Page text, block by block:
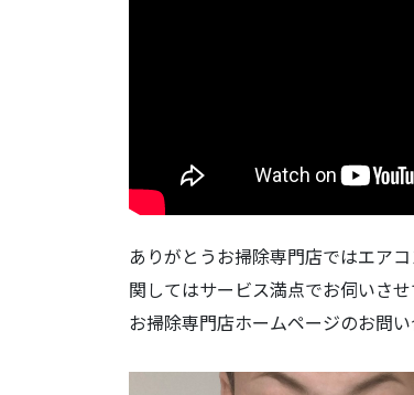
ありがとうお掃除専門店ではエア
関してはサービス満点でお伺いさ
お掃除専門店ホームページのお問